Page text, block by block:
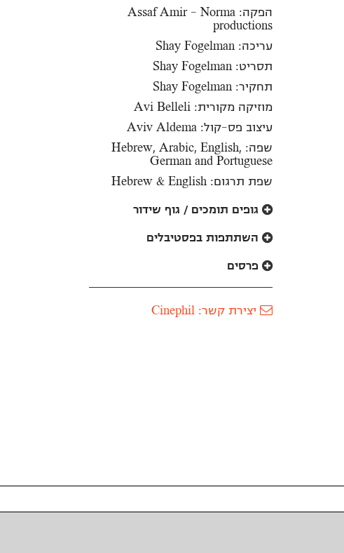
הפקה: Assaf Amir - Norma
productions
עריכה: Shay Fogelman
תסריט: Shay Fogelman
תחקיר: Shay Fogelman
מוזיקה מקורית: Avi Belleli
עיצוב פס-קול: Aviv Aldema
שפה: Hebrew, Arabic, English,
German and Portuguese
שפת תרגום: Hebrew & English
גופים תומכים / גוף שידור
השתתפות בפסטיבלים
פרסים
יצירת קשר: Cinephil